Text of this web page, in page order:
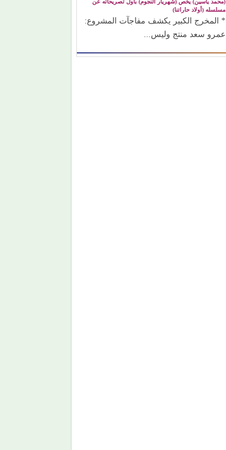
(محمد ياسين) يخص (شهريار النجوم) بأول تصريحاته عن
مسلسله (أولاد حاراتنا)
* المخرج الكبير يكشف مفاجآت المشروع:
عمرو سعد منتج وليس...